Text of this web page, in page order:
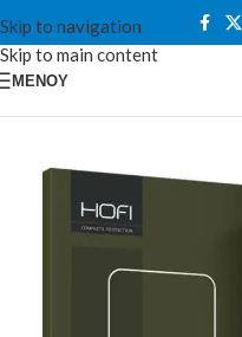
Skip to navigation
Skip to main content
ΜΕΝΟΎ